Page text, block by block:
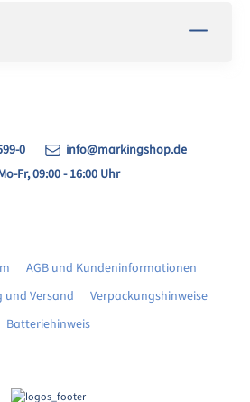
0
info@markingshop.de
Fr, 09:00 - 16:00 Uhr
AGB und Kundeninformationen
und Versand
Verpackungshinweise
Batteriehinweis